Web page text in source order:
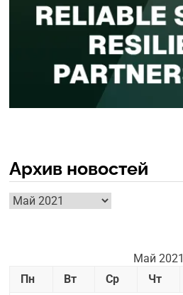
Архив новостей
Архив
новостей
Май 2021
Пн
Вт Ср Чт